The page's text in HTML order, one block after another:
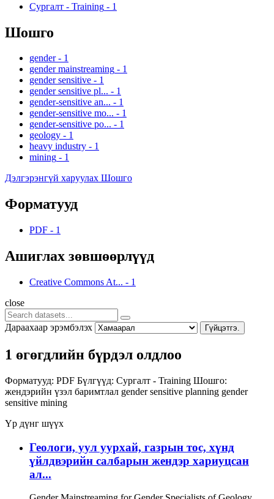
Сургалт - Training - 1
Шошго
gender - 1
gender mainstreaming - 1
gender sensitive - 1
gender sensitive pl... - 1
gender-sensitive an... - 1
gender-sensitive mo... - 1
gender-sensitive po... - 1
geology - 1
heavy industry - 1
mining - 1
Дэлгэрэнгүй харуулах Шошго
Форматууд
PDF - 1
Ашиглах зөвшөөрлүүд
Creative Commons At... - 1
close
Дараахаар эрэмбэлэх Гүйцэтгэ.
1 өгөгдлийн бүрдэл олдлоо
Форматууд: PDF Бүлгүүд: Сургалт - Training Шошго:
жендэрийн үзэл баримтлал gender sensitive planning gender
sensitive mining
Үр дүнг шүүх
Геологи, уул уурхай, газрын тос, хүнд
үйлдвэрийн салбарын жендэр хариуцсан
ал...